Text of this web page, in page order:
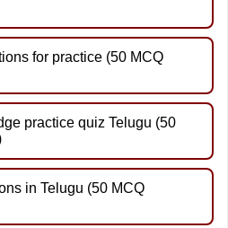
for practice (50 MCQ
practice quiz Telugu (50
in Telugu (50 MCQ